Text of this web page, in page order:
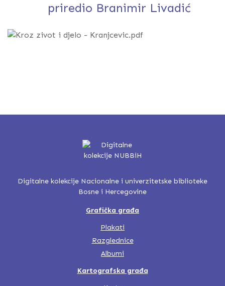
priredio Branimir Livadić
Digitalne kolekcije Nacionalne i univerzitetske biblioteke
Bosne i Hercegovine
Grafička građa
Plakati
Razglednice
Albumi
Kartografska građa